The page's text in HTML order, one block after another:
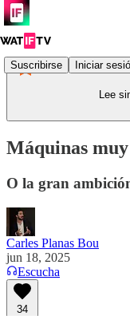
Suscribirse Iniciar
Lee
Máquinas
O la gran
Carles Planas Bou
jun 18, 2025
Escucha
34